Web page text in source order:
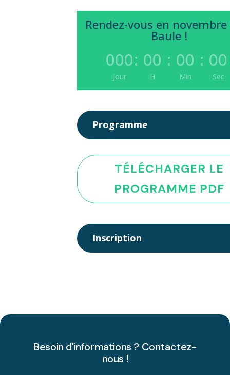
Rendez-vous en novembre
Baule !
000
Jour
: 00
H
: 00
Min
: 00
Sec
Programme
TÉLÉCHARGER LE
PROGRAMME PDF
Inscription
Besoin d'informations ? Contactez-
nous !